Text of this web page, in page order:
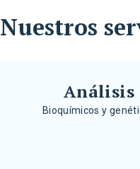
Nuestros
Análisis
Bioquímicos y